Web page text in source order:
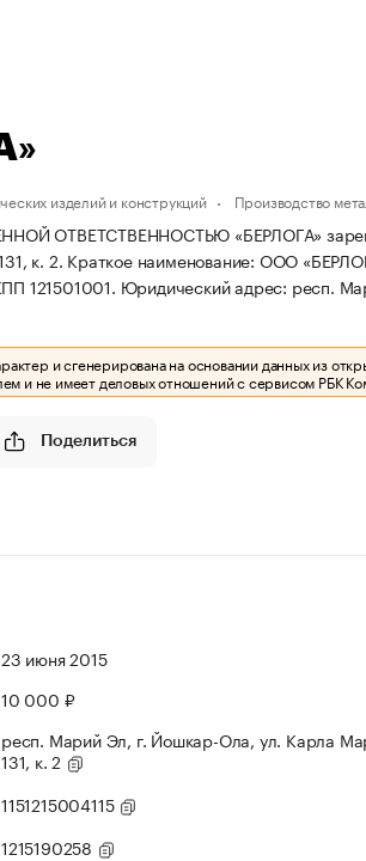
изделий и конструкций Производство
ОТВЕТСТВЕННОСТЬЮ «БЕРЛОГА»
к. 2. Краткое наименование: ООО
121501001. Юридический адрес: респ.
и сгенерирована на основании данных из
и не имеет деловых отношений с сервисом РБК
Поделиться
23 июня 2015
10 000 ₽
респ. Марий Эл, г. Йошкар-Ола, ул. Карла
131, к. 2
1151215004115
1215190258